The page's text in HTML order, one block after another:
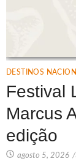
DESTINOS
Festival
Marcus
edição
agosto 5, 2026 /